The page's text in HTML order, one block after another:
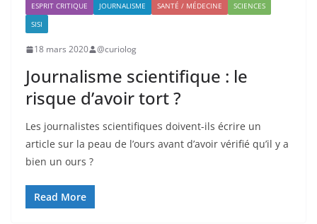
ESPRIT CRITIQUE JOURNALISME SANTÉ / MÉDECINE
SCIENCES
SISI
18 mars 2020 @curiolog
Journalisme scientifique : le
risque d’avoir tort ?
Les journalistes scientifiques doivent-ils écrire un
article sur la peau de l’ours avant d’avoir vérifié qu’il y a
bien un ours ?
Read More